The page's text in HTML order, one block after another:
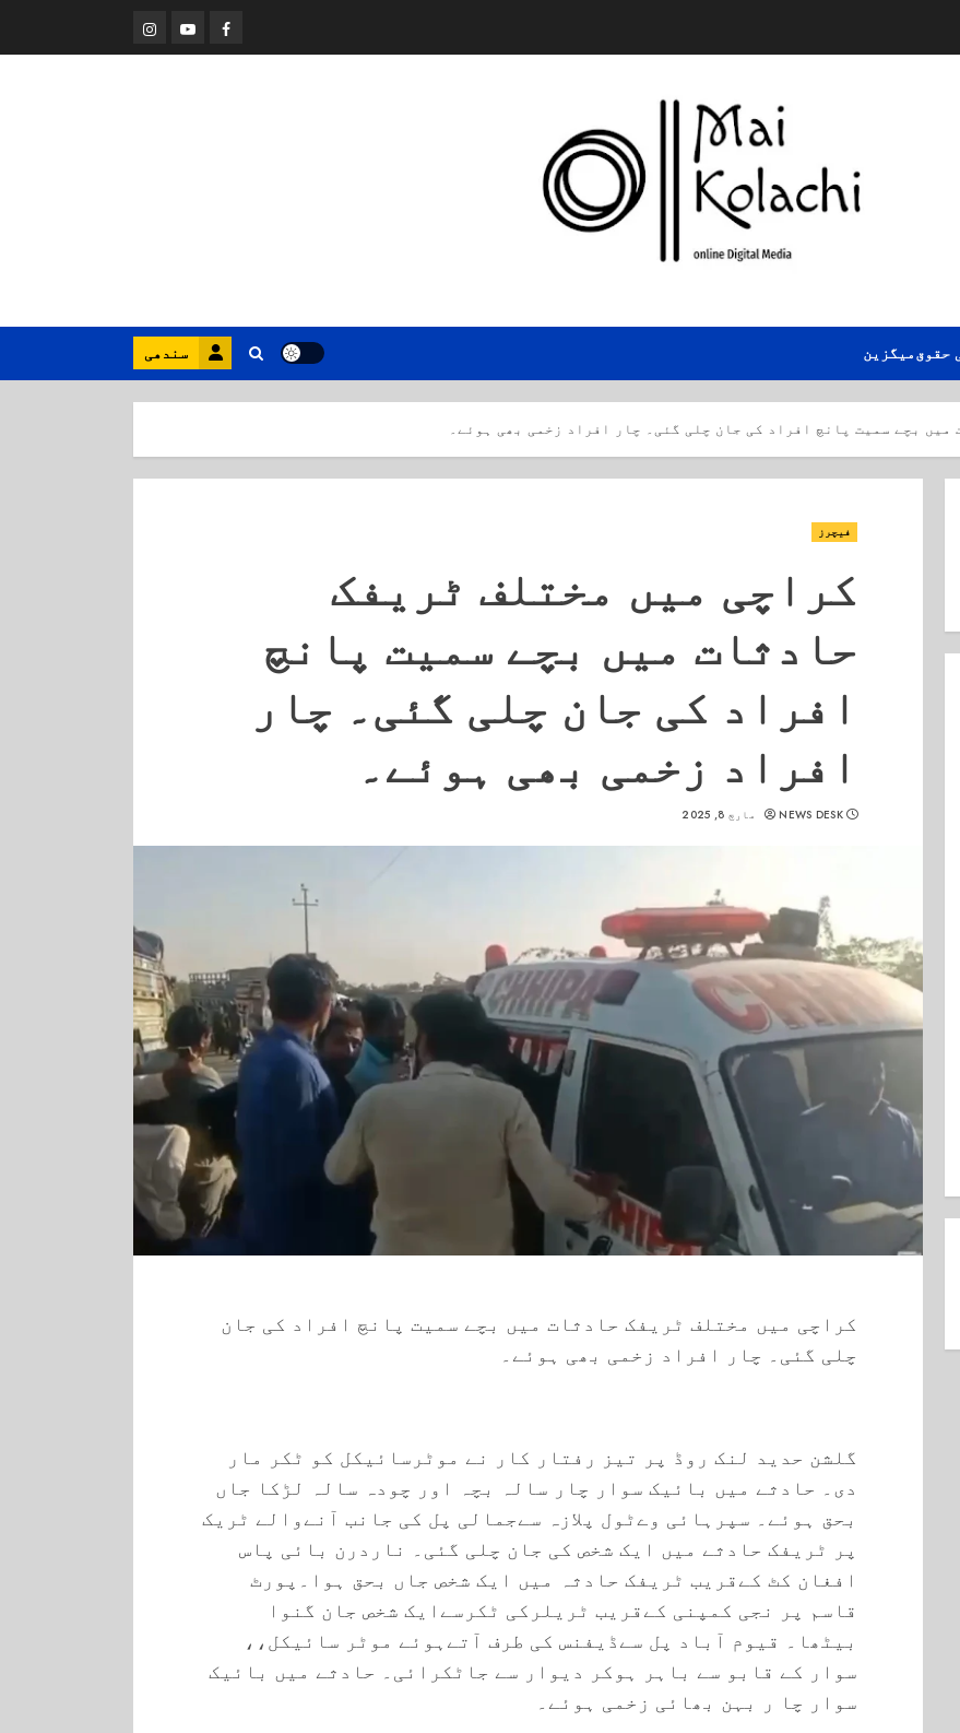
Facebook
Youtube
Instagram
حقوقمیگزین سندھی
بچے سمیت پانچ افراد کی جان چلی گئی۔ چار افراد زخمی بھی ہوئے۔
فیچرز
کراچی میں مختلف ٹریفک
حادثات میں بچے سمیت پانچ
افراد کی جان چلی گئی۔ چار
افراد زخمی بھی ہوئے۔
NEWS DESK مارچ 8, 2025
کراچی میں مختلف ٹریفک حادثات میں بچے سمیت پانچ افراد کی جان
چلی گئی۔ چار افراد زخمی بھی ہوئے۔
گلشن حدید لنک روڈ پر تیز رفتار کار نے موٹرسائیکل کو ٹکر مار
دی۔ حادثے میں بائیک سوار چار سالہ بچہ اور چودہ سالہ لڑکا جاں
بحق ہوئے۔ سپرہائی وےٹول پلازہ سےجمالی پل کی جانب آنےوالے ٹریک
پر ٹریفک حادثے میں ایک شخص کی جان چلی گئی۔ ناردرن بائی پاس
افغان کٹ کےقریب ٹریفک حادثہ میں ایک شخص جاں بحق ہوا۔پورٹ
قاسم پر نجی کمپنی کےقریب ٹریلرکی ٹکرسےایک شخص جان گنوا
بیٹھا۔ قیوم آباد پل سےڈیفنس کی طرف آتےہوئے موٹر سائیکل،،
سوار کے قابو سے باہر ہوکر دیوار سے جاٹکرائی۔ حادثے میں بائیک
سوار چا ر بہن بھائی زخمی ہوئے۔